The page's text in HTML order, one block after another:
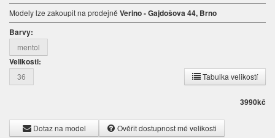
Modely lze zakoupit na prodejně Verino - Gajdošova 44, Brno
Barvy:
mentol
Velikosti:
36 Tabulka velikostí
3990kč
Dotaz na model Ověřit dostupnost mé velikosti